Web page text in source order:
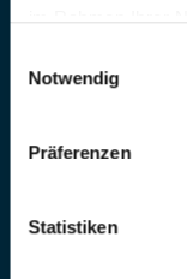
Notwendig
Präferenzen
Statistiken